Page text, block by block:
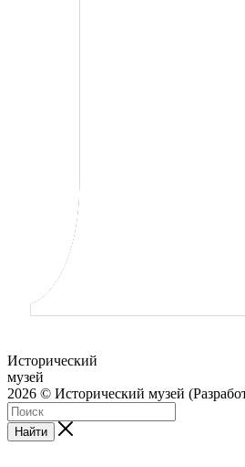
Исторический
музей
2026 © Исторический музей
Найти